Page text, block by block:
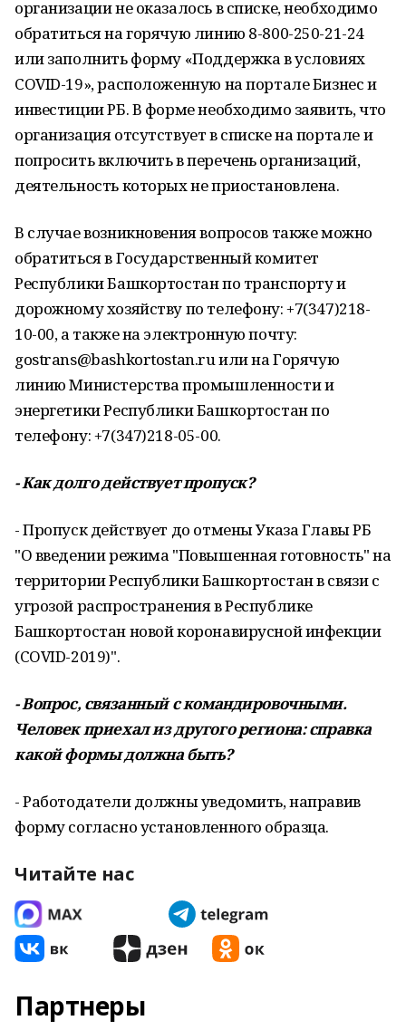
организации не оказалось в списке, необходимо
обратиться на горячую линию 8-800-250-21-24
или заполнить форму «Поддержка в условиях
COVID-19», расположенную на портале Бизнес и
инвестиции РБ. В форме необходимо заявить, что
организация отсутствует в списке на портале и
попросить включить в перечень организаций,
деятельность которых не приостановлена.
В случае возникновения вопросов также можно
обратиться в Государственный комитет
Республики Башкортостан по транспорту и
дорожному хозяйству по телефону: +7(347)218-
10-00, а также на электронную почту:
gostrans@bashkortostan.ru или на Горячую
линию Министерства промышленности и
энергетики Республики Башкортостан по
телефону: +7(347)218-05-00.
- Как долго действует пропуск?
- Пропуск действует до отмены Указа Главы РБ
"О введении режима "Повышенная готовность" на
территории Республики Башкортостан в связи с
угрозой распространения в Республике
Башкортостан новой коронавирусной инфекции
(COVID-2019)".
- Вопрос, связанный с командировочными.
Человек приехал из другого региона: справка
какой формы должна быть?
- Работодатели должны уведомить, направив
форму согласно установленного образца.
Читайте нас
Партнеры